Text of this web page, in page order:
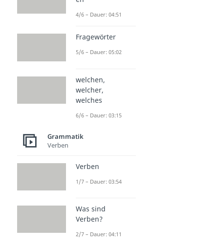
4/6 – Dauer: 04:51
Fragewörter
5/6 – Dauer: 05:02
welchen,
welcher,
welches
6/6 – Dauer: 03:15
Grammatik
Verben
Verben
1/7 – Dauer: 03:54
Was sind
Verben?
2/7 – Dauer: 04:11